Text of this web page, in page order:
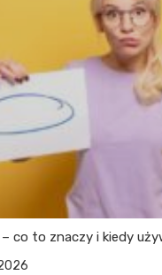
co to znaczy i kiedy